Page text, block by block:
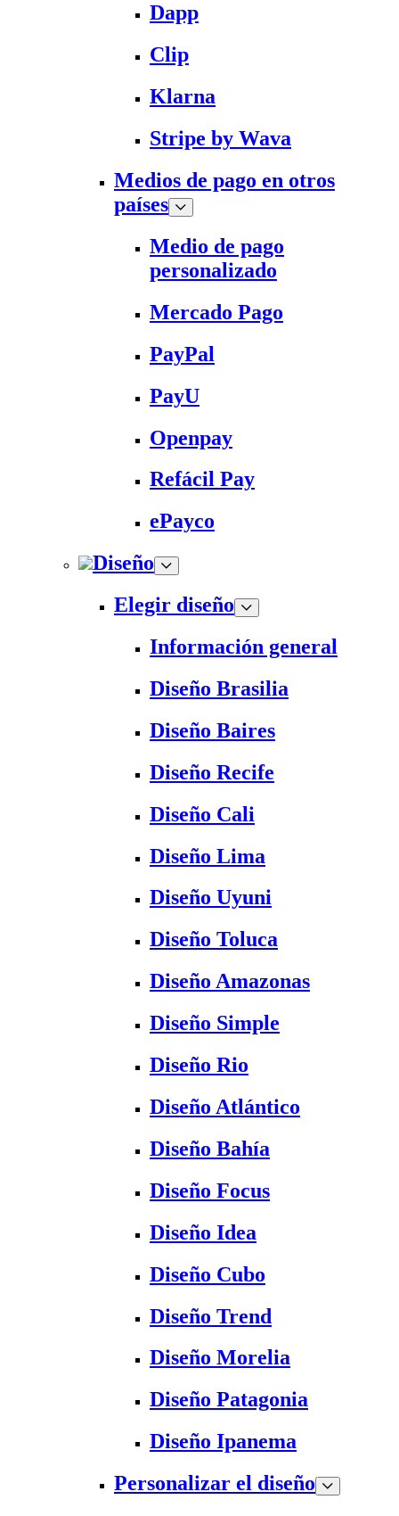
Dapp
Clip
Klarna
Stripe by Wava
Medios de pago en otros
países
Medio de pago
personalizado
Mercado Pago
PayPal
PayU
Openpay
Refácil Pay
ePayco
Diseño
Elegir diseño
Información general
Diseño Brasilia
Diseño Baires
Diseño Recife
Diseño Cali
Diseño Lima
Diseño Uyuni
Diseño Toluca
Diseño Amazonas
Diseño Simple
Diseño Rio
Diseño Atlántico
Diseño Bahía
Diseño Focus
Diseño Idea
Diseño Cubo
Diseño Trend
Diseño Morelia
Diseño Patagonia
Diseño Ipanema
Personalizar el diseño